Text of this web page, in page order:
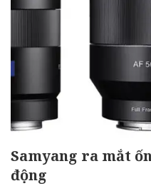
Samyang ra mắt
động